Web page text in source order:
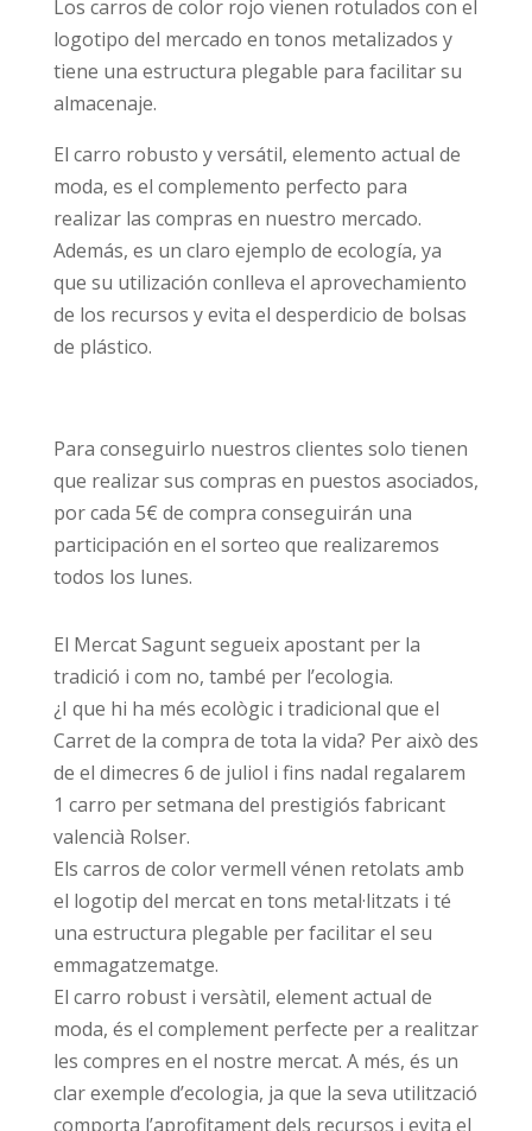
Los carros de color rojo vienen rotulados con el
logotipo del mercado en tonos metalizados y
tiene una estructura plegable para facilitar su
almacenaje.
El carro robusto y versátil, elemento actual de
moda, es el complemento perfecto para
realizar las compras en nuestro mercado.
Además, es un claro ejemplo de ecología, ya
que su utilización conlleva el aprovechamiento
de los recursos y evita el desperdicio de bolsas
de plástico.
Para conseguirlo nuestros clientes solo tienen
que realizar sus compras en puestos asociados,
por cada 5€ de compra conseguirán una
participación en el sorteo que realizaremos
todos los lunes.
El Mercat Sagunt segueix apostant per la
tradició i com no, també per l’ecologia.
¿I que hi ha més ecològic i tradicional que el
Carret de la compra de tota la vida? Per això des
de el dimecres 6 de juliol i fins nadal regalarem
1 carro per setmana del prestigiós fabricant
valencià Rolser.
Els carros de color vermell vénen retolats amb
el logotip del mercat en tons metal·litzats i té
una estructura plegable per facilitar el seu
emmagatzematge.
El carro robust i versàtil, element actual de
moda, és el complement perfecte per a realitzar
les compres en el nostre mercat. A més, és un
clar exemple d’ecologia, ja que la seva utilització
comporta l’aprofitament dels recursos i evita el